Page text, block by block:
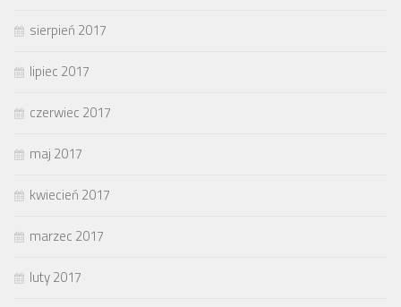
sierpień 2017
lipiec 2017
czerwiec 2017
maj 2017
kwiecień 2017
marzec 2017
luty 2017